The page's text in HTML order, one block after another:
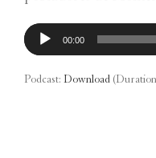
Reproductor
de
audio
00:00
Podcast: Download